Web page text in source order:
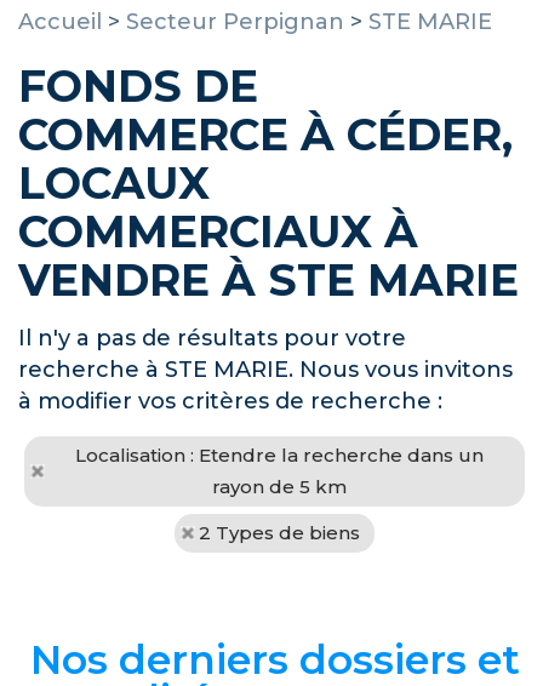
Accueil > Secteur Perpignan > STE MARIE
FONDS DE
COMMERCE À CÉDER,
LOCAUX
COMMERCIAUX À
VENDRE À STE MARIE
Il n'y a pas de résultats pour votre
recherche à STE MARIE. Nous vous invitons
à modifier vos critères de recherche :
Localisation : Etendre la recherche dans un
rayon de 5 km
2 Types de biens
Nos derniers dossiers et